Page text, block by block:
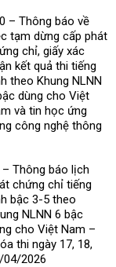
– Thông báo về
tạm dừng cấp phát
chỉ, giấy xác
kết quả thi tiếng
theo Khung NLNN
dùng cho Việt
và tin học ứng
công nghệ thông
– Thông báo lịch
chứng chỉ tiếng
bậc 3-5 theo
NLNN 6 bậc
cho Việt Nam –
thi ngày 17, 18,
04/2026